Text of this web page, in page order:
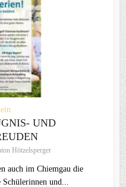
UND
Hötzelsperger
auch im Chiemgau die
und...